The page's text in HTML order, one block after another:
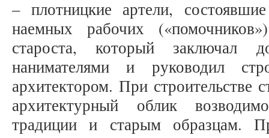
– плотницкие артели,
наемных рабочих
староста, который заключал
нанимателями и руководил
архитектором. При строительстве
архитектурный облик
традиции и старым образцам.